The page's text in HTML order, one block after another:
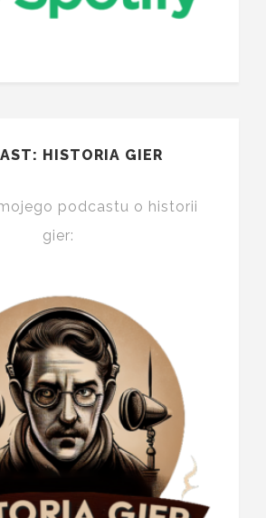
HISTORIA GIER
podcastu o historii
gier: